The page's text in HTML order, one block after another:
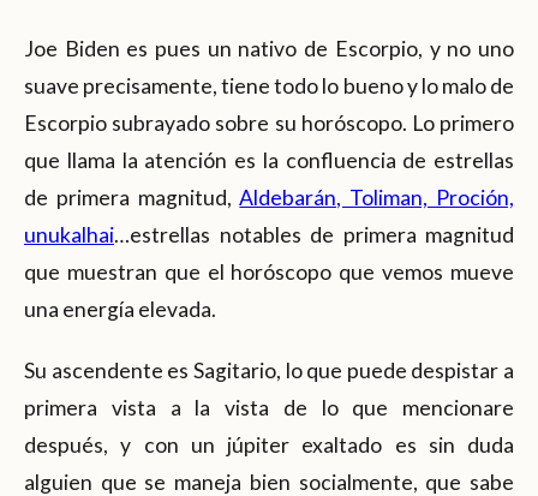
Joe Biden es pues un nativo de Escorpio, y no uno
suave precisamente, tiene todo lo bueno y lo malo de
Escorpio subrayado sobre su horóscopo. Lo primero
que llama la atención es la confluencia de estrellas
de primera magnitud,Aldebarán, Toliman, Proción,
unukalhai…estrellas notables de primera magnitud
que muestran que el horóscopo que vemos mueve
una energía elevada.
Su ascendente es Sagitario, lo que puede despistar a
primera vista a la vista de lo que mencionare
después, y con un júpiter exaltado es sin duda
alguien que se maneja bien socialmente, que sabe